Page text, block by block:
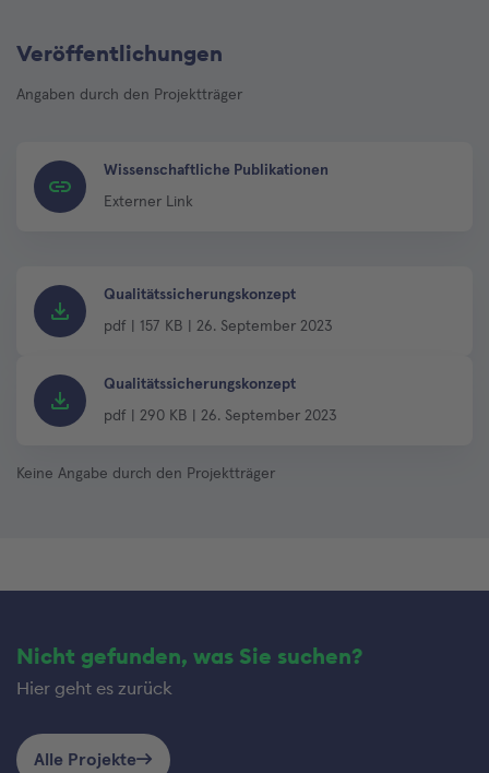
Veröffentlichungen
Angaben durch den Projektträger
Wissenschaftliche Publikationen
Externer Link
Qualitätssicherungskonzept
pdf 157 KB 26. September 2023
Qualitätssicherungskonzept
pdf 290 KB 26. September 2023
Keine Angabe durch den Projektträger
Nicht gefunden, was Sie suchen?
Hier geht es zurück
Alle Projekte